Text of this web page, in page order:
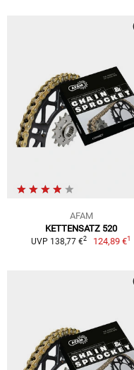
AFAM
KETTENSATZ 520
UVP 138,77 €2 124,89 €1